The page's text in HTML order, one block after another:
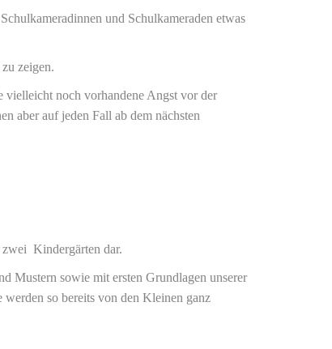
und Schulkameraden etwas
zeigen.
vielleicht noch vorhandene Angst vor der
aber auf jeden Fall ab dem nächsten
zwei Kindergärten dar.
Mustern sowie mit ersten Grundlagen unserer
so bereits von den Kleinen ganz